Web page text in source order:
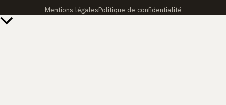
Mentions légalesPolitique de confidentialité